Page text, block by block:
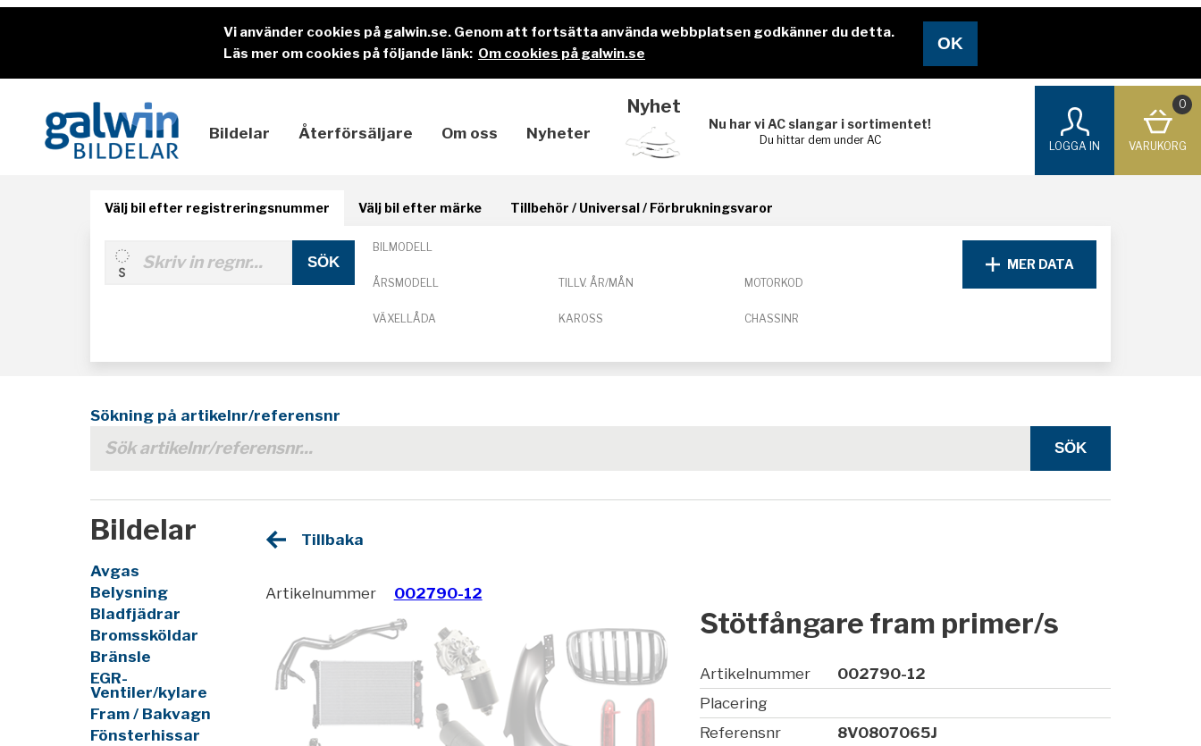
Vi använder cookies på galwin.se. Genom att fortsätta använda webbplatsen godkänner du detta.
Läs mer om cookies på följande länk: Om cookies på galwin.se
Bildelar Återförsäljare Om oss Nyheter
Nyhet
Nu har vi AC slangar i sortimentet!
Du hittar dem under AC
LOGGA IN
0
VARUKORG
Välj bil efter registreringsnummer Välj bil efter märke Tillbehör / Universal / Förbrukningsvaror
BILMODELL
ÅRSMODELL TILLV. ÅR/MÅN MOTORKOD
VÄXELLÅDA KAROSS CHASSINR
MER DATA
Sökning på artikelnr/referensnr
Bildelar
Avgas
Belysning
Bladfjädrar
Bromssköldar
Bränsle
EGR-
Ventiler/kylare
Fram / Bakvagn
Fönsterhissar
Tillbaka
Artikelnummer 002790-12
Stötfångare fram primer/s
Artikelnummer
002790-12
Placering
Referensnr
8V0807065J